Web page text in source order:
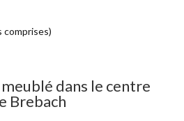
comprises)
dans le centre
Brebach